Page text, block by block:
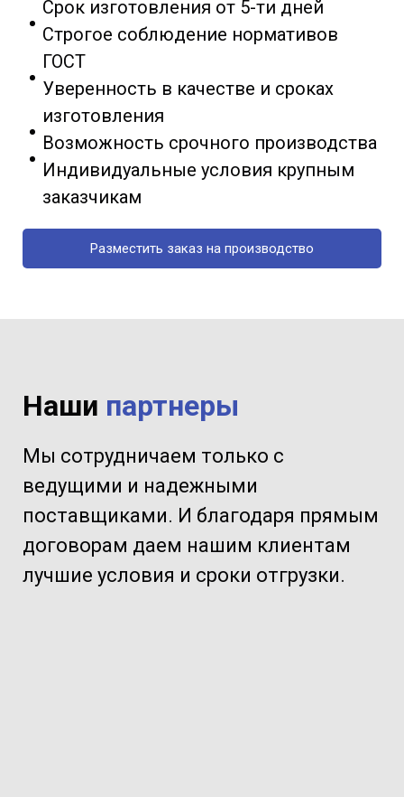
Срок изготовления от 5-ти дней
Строгое соблюдение нормативов
ГОСТ
Уверенность в качестве и сроках
изготовления
Возможность срочного производства
Индивидуальные условия крупным
заказчикам
Разместить заказ на производство
Наши партнеры
Мы сотрудничаем только с
ведущими и надежными
поставщиками. И благодаря прямым
договорам даем нашим клиентам
лучшие условия и сроки отгрузки.